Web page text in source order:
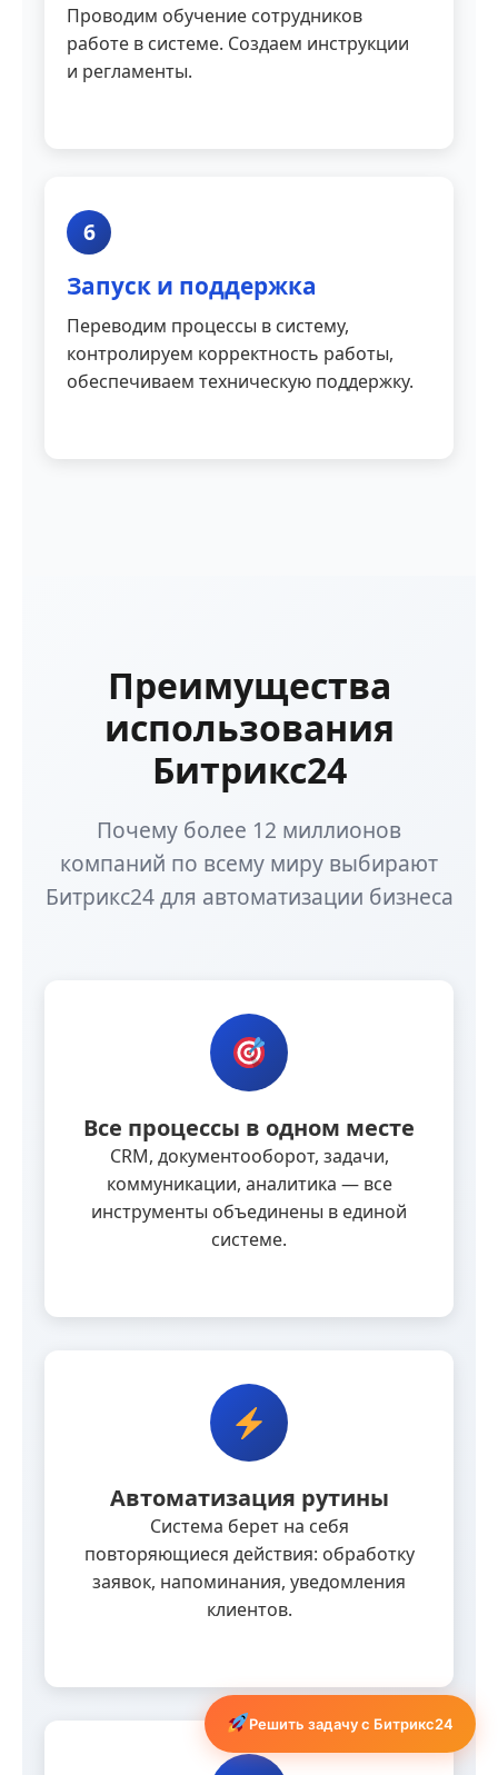
Проводим обучение сотрудников
работе в системе. Создаем инструкции
и регламенты.
6
Запуск и поддержка
Переводим процессы в систему,
контролируем корректность работы,
обеспечиваем техническую поддержку.
Преимущества
использования
Битрикс24
Почему более 12 миллионов
компаний по всему миру выбирают
Битрикс24 для автоматизации бизнеса
Все процессы в одном месте
CRM, документооборот, задачи,
коммуникации, аналитика — все
инструменты объединены в единой
системе.
Автоматизация рутины
Система берет на себя
повторяющиеся действия: обработку
заявок, напоминания, уведомления
клиентов.
Решить задачу с Битрикс24